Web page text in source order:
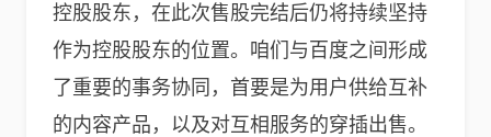
控股股东，在此次售股完结后仍将持续坚持
作为控股股东的位置。咱们与百度之间形成
了重要的事务协同，首要是为用户供给互补
的内容产品，以及对互相服务的穿插出售。